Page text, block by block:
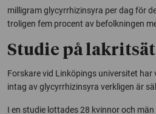
milligram glycyrrhizinsyra per dag för
troligen fem procent av befolkningen
Studie på
Forskare vid Linköpings universitet
intag av glycyrrhizinsyra verkligen är
I en studie lottades 28 kvinnor och